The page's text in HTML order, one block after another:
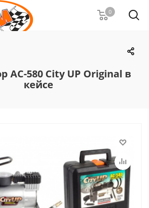
0
AC-580 City UP Original в
кейсе